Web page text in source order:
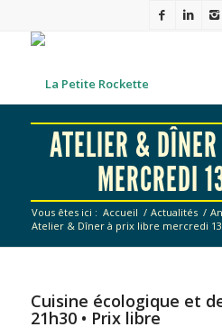
ATELIER &
MERCREDI
Vous êtes ici : Accueil / Actualités /
Atelier & Dîner à prix libre mercredi
Cuisine écologique et
21h30 • Prix libre